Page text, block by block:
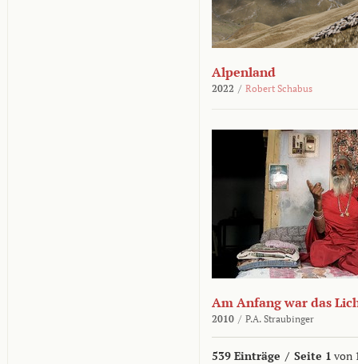
Alpenland
2022 / Robert Schabus
Am Anfang war das
2010 / P.A. Straubinger
539 Einträge / Seite 1 von